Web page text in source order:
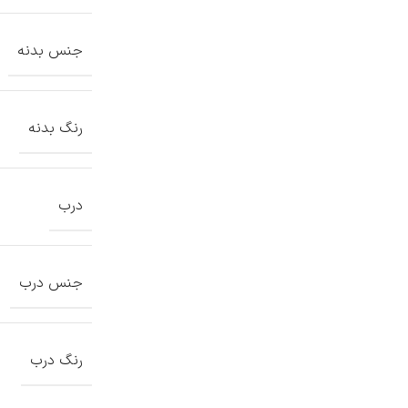
جنس بدنه
رنگ بدنه
درب
جنس درب
رنگ درب